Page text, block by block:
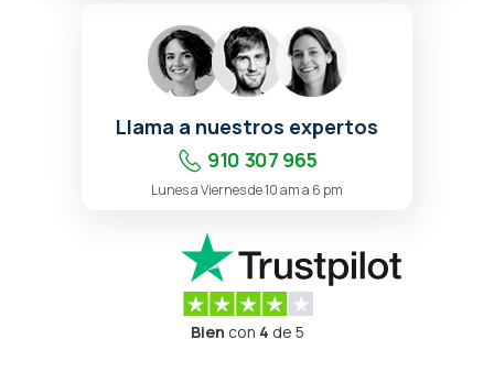
Llama a nuestros expertos
910 307 965
Lunes a Viernes de 10 am a 6 pm
Bien con 4 de 5